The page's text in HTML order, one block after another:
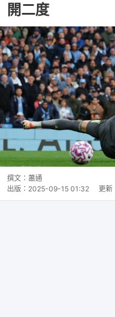
開二度
撰文： 蕭通
出版： 2025-09-15 01:32 更新